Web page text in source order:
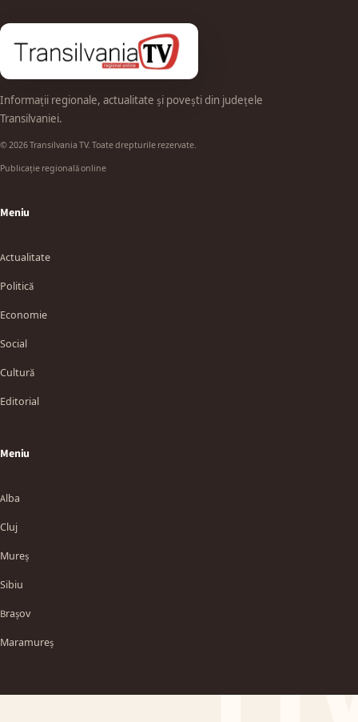
Informații regionale, actualitate și povești din județele
Transilvaniei.
© 2026 Transilvania TV. Toate drepturile rezervate.
Publicație regională online
Meniu
Actualitate
Politică
Economie
Social
Cultură
Editorial
Meniu
Alba
Cluj
Mureș
Sibiu
Brașov
Maramureș